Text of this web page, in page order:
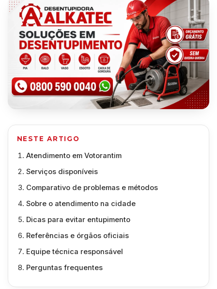
NESTE ARTIGO
Atendimento em Votorantim
Serviços disponíveis
Comparativo de problemas e métodos
Sobre o atendimento na cidade
Dicas para evitar entupimento
Referências e órgãos oficiais
Equipe técnica responsável
Perguntas frequentes